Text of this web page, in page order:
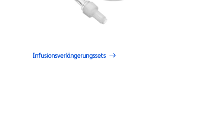
Infusionsverlängerungssets